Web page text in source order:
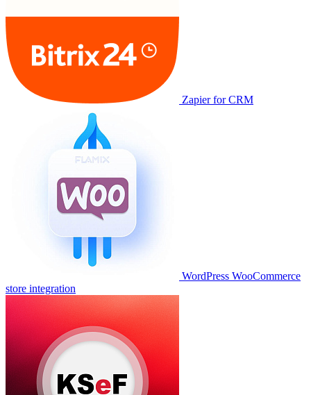
Zapier for CRM
WordPress WooCommerce
store integration